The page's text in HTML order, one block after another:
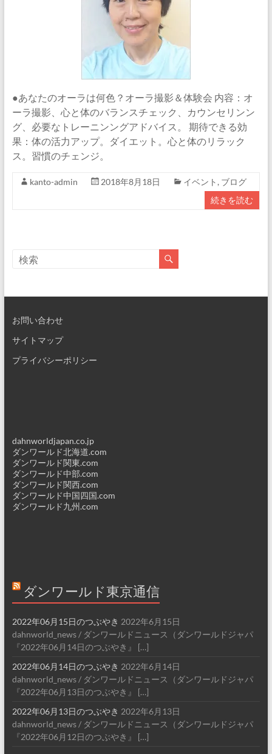
●あなたのオーラは何色？オーラ撮影＆体験会 内容：オ
ーラ撮影、心と体のバランスチェック、カウンセリンン
グ、必要なトレーニンングアドバイス。 期待できる効
果：体の活力アップ。ダイエット。心と体のリラック
ス。習慣のチェンジ。
kanto-admin 2018年8月18日 イベント , ブログ
続きを読む
お問い合わせ
サイトマップ
プライバシーポリシー
dahnworldjapan.co.jp
ダンワールド北海道.com
ダンワールド関東.com
ダンワールド中部.com
ダンワールド関西.com
ダンワールド中国四国.com
ダンワールド九州.com
ダンワールド東京通信
2022年06月15日のつぶやき 2022年6月15日
dahnworld_news / ダンワールドニュース（ダンワールドジャパ
『2022年06月14日のつぶやき』 […]
2022年06月14日のつぶやき 2022年6月14日
dahnworld_news / ダンワールドニュース（ダンワールドジャパ
『2022年06月13日のつぶやき』 […]
2022年06月13日のつぶやき 2022年6月13日
dahnworld_news / ダンワールドニュース（ダンワールドジャパ
『2022年06月12日のつぶやき』 […]